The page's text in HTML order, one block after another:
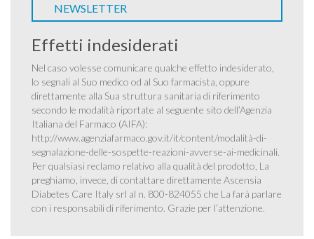
NEWSLETTER
Effetti indesiderati
Nel caso volesse comunicare qualche effetto indesiderato,
lo segnali al Suo medico od al Suo farmacista, oppure
direttamente alla Sua struttura sanitaria di riferimento
secondo le modalità riportate al seguente sito dell’Agenzia
Italiana del Farmaco (AIFA):
http://www.agenziafarmaco.gov.it/it/content/modalità-di-
segnalazione-delle-sospette-reazioni-avverse-ai-medicinali.
Per qualsiasi reclamo relativo alla qualità del prodotto, La
preghiamo, invece, di contattare direttamente Ascensia
Diabetes Care Italy srl al n. 800-824055 che La farà parlare
con i responsabili di riferimento. Grazie per l’attenzione.